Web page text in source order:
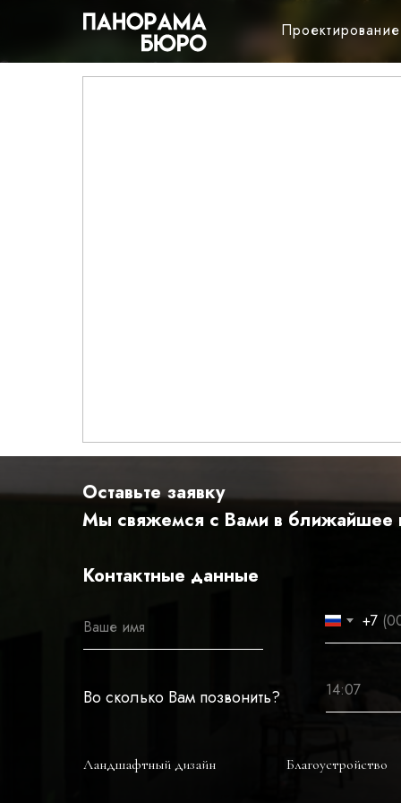
Ландшафтный дизайн Благоустройство
+7
Оставьте заявку
Мы свяжемся с Вами в ближайшее
Во сколько Вам позвонить?
Контактные данные